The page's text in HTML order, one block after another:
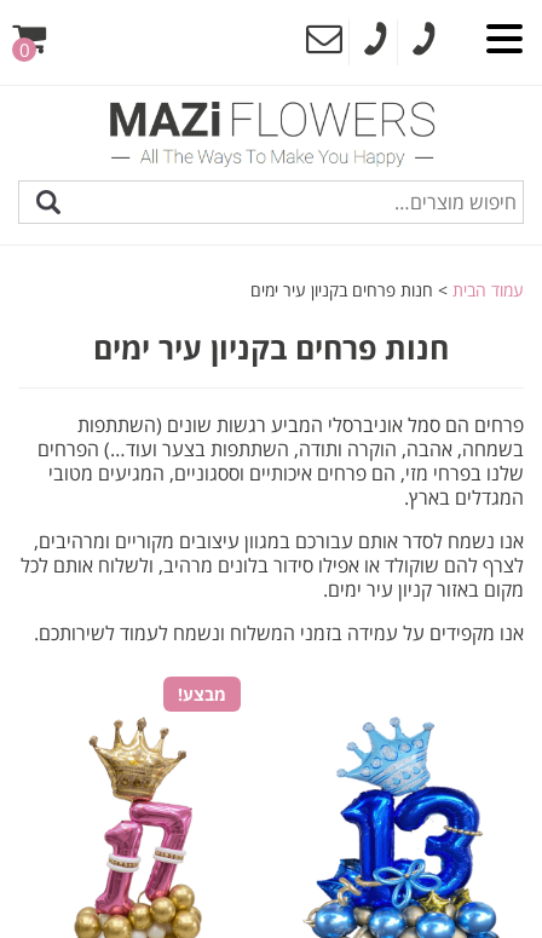
0
עמוד הבית > חנות פרחים בקניון עיר ימים
חנות פרחים בקניון עיר ימים
פרחים הם סמל אוניברסלי המביע רגשות שונים (השתתפות
בשמחה, אהבה, הוקרה ותודה, השתתפות בצער ועוד…) הפרחים
שלנו בפרחי מזי, הם פרחים איכותיים וססגוניים, המגיעים מטובי
המגדלים בארץ.
אנו נשמח לסדר אותם עבורכם במגוון עיצובים מקוריים ומרהיבים,
לצרף להם שוקולד או אפילו סידור בלונים מרהיב, ולשלוח אותם לכל
מקום באזור קניון עיר ימים.
אנו מקפידים על עמידה בזמני המשלוח ונשמח לעמוד לשירותכם.
מבצע!